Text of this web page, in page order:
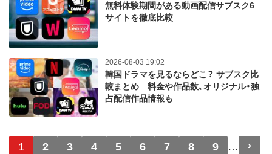
無料体験期間がある動画配信サブスク6
サイトを徹底比較
2026-08-03 19:02
韓国ドラマを見るならどこ？ サブスク比
較まとめ 料金や作品数、オリジナル・独
占配信作品情報も
ページ送り
1 2 3 4 5 6 7 8 9 … ›